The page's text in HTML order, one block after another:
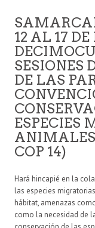
12 AL 17 DE
SESIONES
DE LAS
ESPECIES
ANIMALES
COP 14)
Hará hincapié en la
las especies
hábitat, amenazas
como la necesidad de